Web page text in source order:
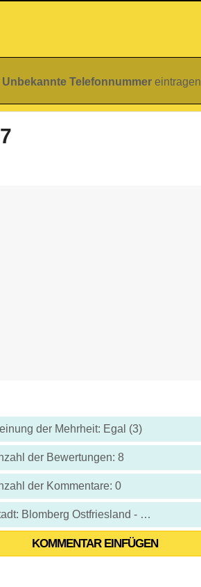
Unbekannte Telefonnummer eintragen
der Mehrheit: Egal (3)
der Bewertungen: 8
der Kommentare: 0
Stadt: Blomberg Ostfriesland - Deutschland
KOMMENTAR EINFÜGEN